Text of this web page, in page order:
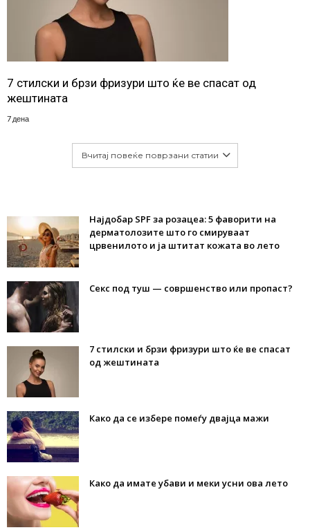
7 стилски и брзи фризури што ќе ве спасат од
жештината
7 дена
Вчитај повеќе поврзани статии
Најдобар SPF за розацеа: 5 фаворити на
дерматолозите што го смируваат
црвенилото и ја штитат кожата во лето
Секс под туш — совршенство или пропаст?
7 стилски и брзи фризури што ќе ве спасат
од жештината
Како да се избере помеѓу двајца мажи
Како да имате убави и меки усни ова лето